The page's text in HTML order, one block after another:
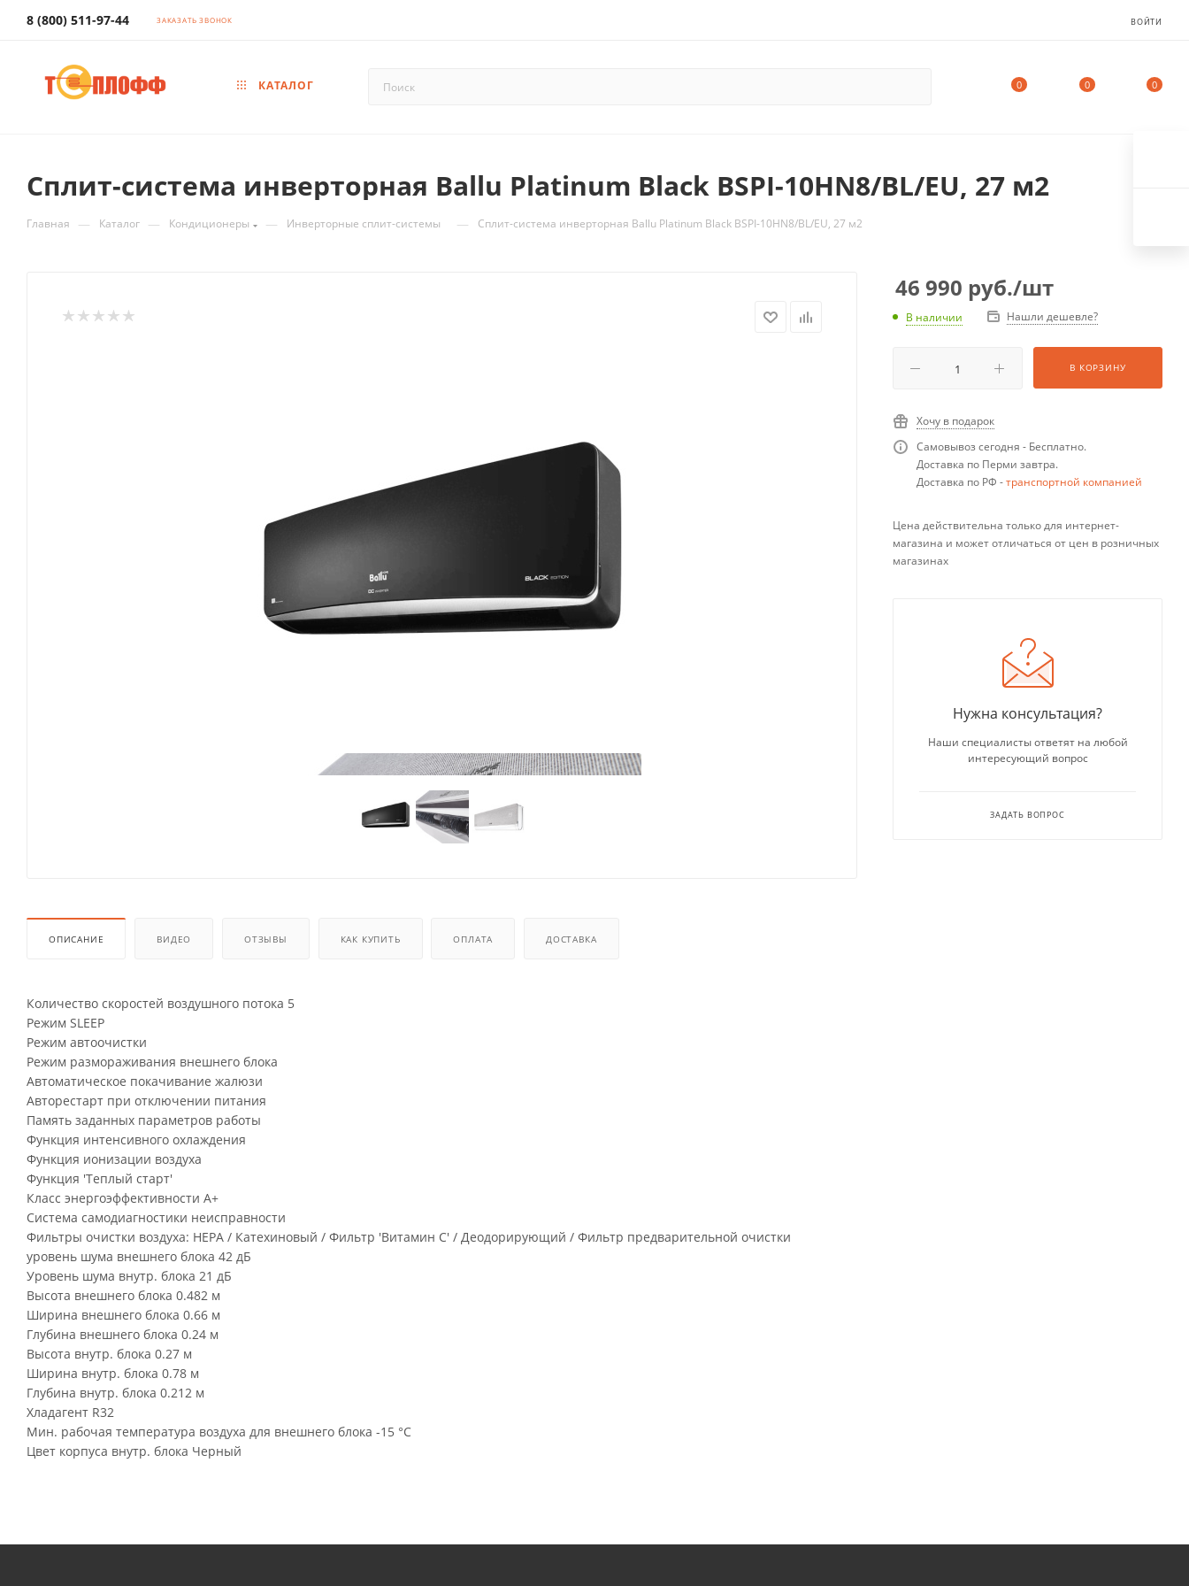
8 (800) 511-97-44 ЗАКАЗАТЬ ЗВОНОК ВОЙТИ
КАТАЛОГ 0 0 0
Сплит-система инверторная Ballu Platinum Black BSPI-10HN8/BL/EU, 27 м2
Главная — Каталог — Кондиционеры — Инверторные сплит-системы — Сплит-система инверторная Ballu Platinum Black BSPI-10HN8/BL/EU, 27 м2
ОПИСАНИЕ ВИДЕО ОТЗЫВЫ КАК КУПИТЬ ОПЛАТА ДОСТАВКА
Количество скоростей воздушного потока 5
Режим SLEEP
Режим автоочистки
Режим размораживания внешнего блока
Автоматическое покачивание жалюзи
Авторестарт при отключении питания
Память заданных параметров работы
Функция интенсивного охлаждения
Функция ионизации воздуха
Функция 'Теплый старт'
Класс энергоэффективности A+
Система самодиагностики неисправности
Фильтры очистки воздуха: HEPA / Катехиновый / Фильтр 'Витамин С' / Деодорирующий / Фильтр предварительной очистки
уровень шума внешнего блока 42 дБ
Уровень шума внутр. блока 21 дБ
Высота внешнего блока 0.482 м
Ширина внешнего блока 0.66 м
Глубина внешнего блока 0.24 м
Высота внутр. блока 0.27 м
Ширина внутр. блока 0.78 м
Глубина внутр. блока 0.212 м
Хладагент R32
Мин. рабочая температура воздуха для внешнего блока -15 °С
Цвет корпуса внутр. блока Черный
46 990 руб./шт
В наличии Нашли дешевле?
В КОРЗИНУ
Хочу в подарок
Самовывоз сегодня - Бесплатно.
Доставка по Перми завтра.
Доставка по РФ -транспортной компанией
Цена действительна только для интернет-
магазина и может отличаться от цен в розничных
магазинах
Нужна консультация?
Наши специалисты ответят на любой
интересующий вопрос
ЗАДАТЬ ВОПРОС